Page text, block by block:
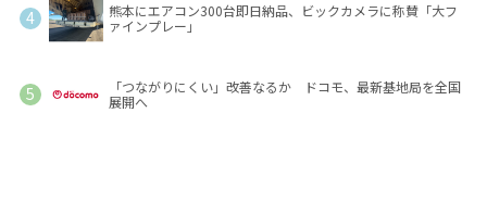
熊本にエアコン300台即日納品、ビックカメラに称賛「大フ
ァインプレー」
「つながりにくい」改善なるか ドコモ、最新基地局を全国
展開へ